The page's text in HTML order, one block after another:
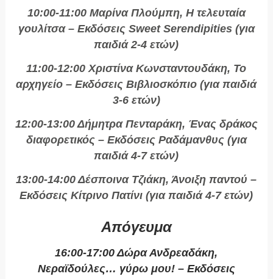
10:00-11:00 Μαρίνα Πλούμπη, Η τελευταία
γουλίτσα – Εκδόσεις Sweet Serendipities (για
παιδιά 2-4 ετών)
11:00-12:00 Χριστίνα Κωνσταντουδάκη, Το
αρχηγείο – Εκδόσεις Βιβλιοσκόπιο (για παιδιά
3-6 ετών)
12:00-13:00 Δήμητρα Πενταράκη, Ένας δράκος
διαφορετικός – Εκδόσεις Ραδάμανθυς (για
παιδιά 4-7 ετών)
13:00-14:00 Δέσποινα Τζιάκη, Άνοιξη παντού –
Εκδόσεις Κίτρινο Πατίνι (για παιδιά 4-7 ετών)
Απόγευμα
16:00-17:00 Δώρα Ανδρεαδάκη,
Νεραϊδούλες… γύρω μου! – Εκδόσεις